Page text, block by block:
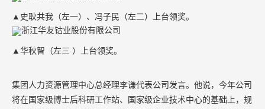
▲史耿共我（左一）、冯子民（左二）上台领奖。
▲华秋智（左三 ）上台领奖。
集团人力资源管理中心总经理李谦代表公司发言。他说，今年公司
将在国家级博士后科研工作站、国家级企业技术中心的基础上，规